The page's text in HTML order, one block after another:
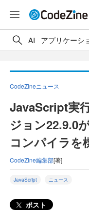
AI アプリケーシ
CodeZineニュース
JavaScript実
ジョン22.9.0
コンパイラを
CodeZine編集部[著]
JavaScript ニュース
ポスト